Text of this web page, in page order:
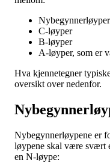
C-løyper
B-løyper
A-løyper, som er
Hva kjennetegner
oversikt over nedenfor.
Nybegynnerløypene er
løypene skal være svært
en N-løype: